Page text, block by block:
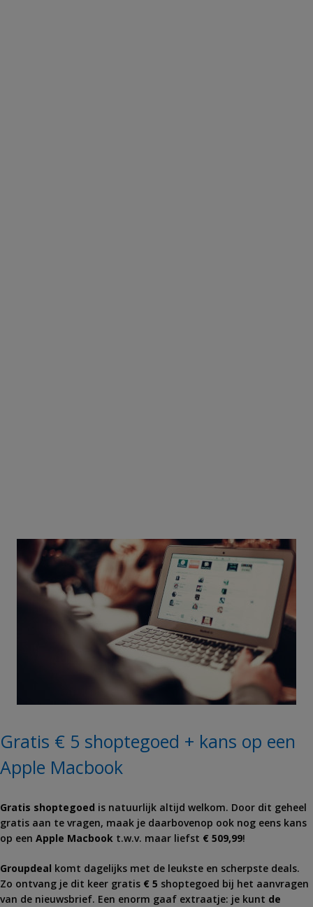
Gratis € 5 shoptegoed + kans op een
Apple Macbook
Gratis shoptegoed is natuurlijk altijd welkom. Door dit geheel
gratis aan te vragen, maak je daarbovenop ook nog eens kans
op een Apple Macbook t.w.v. maar liefst € 509,99!
Groupdeal komt dagelijks met de leukste en scherpste deals.
Zo ontvang je dit keer gratis € 5 shoptegoed bij het aanvragen
van de nieuwsbrief. Een enorm gaaf extraatje: je kunt de